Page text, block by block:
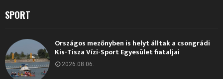
SPORT
Országos mezőnyben is helyt álltak a csongrádi
Kis-Tisza Vízi-Sport Egyesület fiataljai
2026.08.06.